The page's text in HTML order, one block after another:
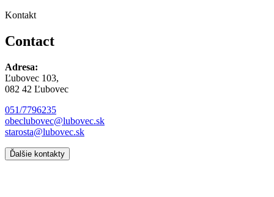
Kontakt
Contact
Adresa:
Ľubovec 103,
082 42 Ľubovec
051/7796235
obeclubovec@lubovec.sk
starosta@lubovec.sk
Ďalšie kontakty